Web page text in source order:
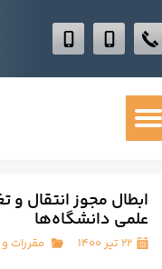
ابطال مجوز انتقال و
علمی دانشگاه‌ها
۲۲ تیر ۱۴۰۰ مقررات